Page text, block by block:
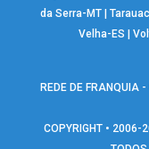
da Serra-MT|
Velha-ES |
REDE DE FRANQUIA
COPYRIGHT •